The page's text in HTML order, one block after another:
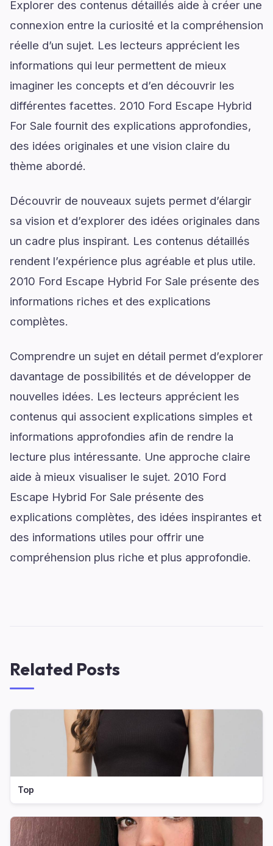
Explorer des contenus détaillés aide à créer une
connexion entre la curiosité et la compréhension
réelle d’un sujet. Les lecteurs apprécient les
informations qui leur permettent de mieux
imaginer les concepts et d’en découvrir les
différentes facettes. 2010 Ford Escape Hybrid
For Sale fournit des explications approfondies,
des idées originales et une vision claire du
thème abordé.
Découvrir de nouveaux sujets permet d’élargir
sa vision et d’explorer des idées originales dans
un cadre plus inspirant. Les contenus détaillés
rendent l’expérience plus agréable et plus utile.
2010 Ford Escape Hybrid For Sale présente des
informations riches et des explications
complètes.
Comprendre un sujet en détail permet d’explorer
davantage de possibilités et de développer de
nouvelles idées. Les lecteurs apprécient les
contenus qui associent explications simples et
informations approfondies afin de rendre la
lecture plus intéressante. Une approche claire
aide à mieux visualiser le sujet. 2010 Ford
Escape Hybrid For Sale présente des
explications complètes, des idées inspirantes et
des informations utiles pour offrir une
compréhension plus riche et plus approfondie.
Related Posts
Top